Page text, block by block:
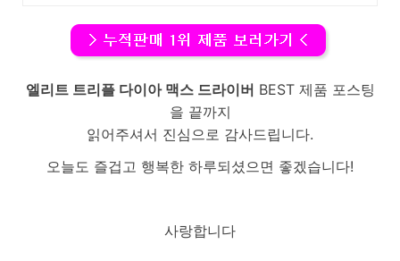
엘리트 트리플 다이아 맥스 드라이버 BEST 제품 포스팅
을 끝까지
읽어주셔서 진심으로 감사드립니다.
오늘도 즐겁고 행복한 하루되셨으면 좋겠습니다!
사랑합니다